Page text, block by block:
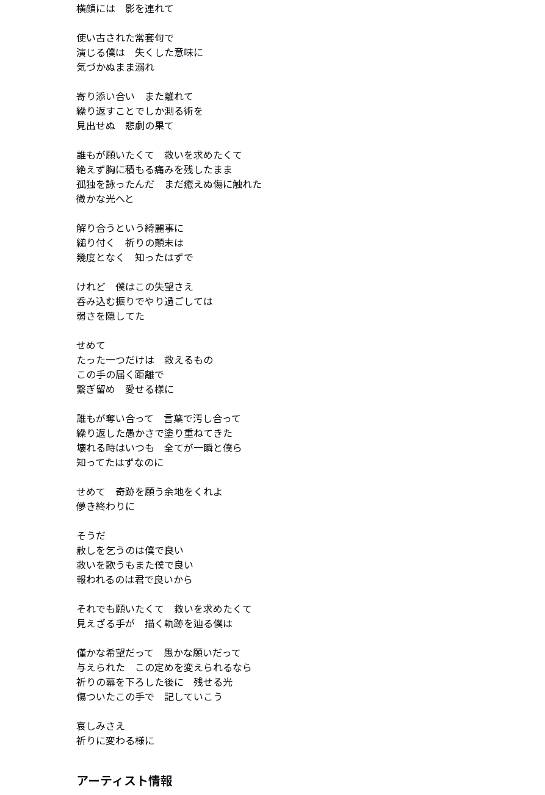
横顔には　影を連れて
使い古された常套句で
演じる僕は　失くした意味に
気づかぬまま溺れ
寄り添い合い　また離れて
繰り返すことでしか測る術を
見出せぬ　悲劇の果て
誰もが願いたくて　救いを求めたくて
絶えず胸に積もる痛みを残したまま
孤独を詠ったんだ　まだ癒えぬ傷に触れた
微かな光へと
解り合うという綺麗事に
縋り付く　祈りの顛末は
幾度となく　知ったはずで
けれど　僕はこの失望さえ
呑み込む振りでやり過ごしては
弱さを隠してた
せめて
たった一つだけは　救えるもの
この手の届く距離で
繋ぎ留め　愛せる様に
誰もが奪い合って　言葉で汚し合って
繰り返した愚かさで塗り重ねてきた
壊れる時はいつも　全てが一瞬と僕ら
知ってたはずなのに
せめて　奇跡を願う余地をくれよ
儚き終わりに
そうだ
赦しを乞うのは僕で良い
救いを歌うもまた僕で良い
報われるのは君で良いから
それでも願いたくて　救いを求めたくて
見えざる手が　描く軌跡を辿る僕は
僅かな希望だって　愚かな願いだって
与えられた　この定めを変えられるなら
祈りの幕を下ろした後に　残せる光
傷ついたこの手で　記していこう
哀しみさえ
祈りに変わる様に
アーティスト情報